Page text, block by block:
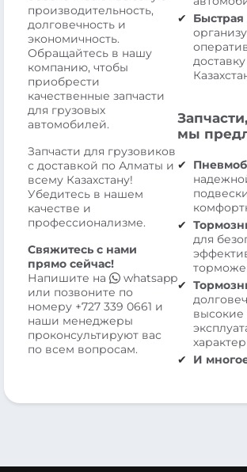
производительность,
долговечность и
экономичность.
Обращайтесь в нашу
компанию, чтобы
приобрести
качественные запчасти
для грузовых
автомобилей.
Запчасти для грузовиков
с доставкой по Алматы и
всему Казахстану!
Убедитесь в нашем
качестве и
профессионализме.
Свяжитесь с нами
прямо сейчас!
Напишите на
whatsapp
или позвоните по
номеру +727 339 0661 и
наши менеджеры
проконсультируют вас
по всем вопросам.
Быстрая
мы
для
высокие
И